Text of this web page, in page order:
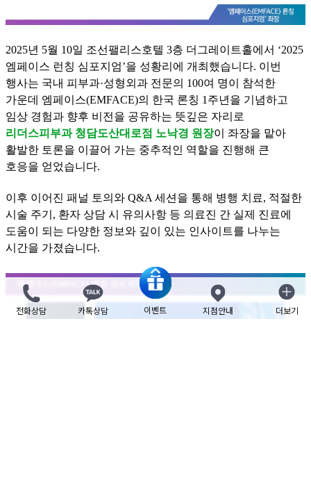
2025년 5월 10일 조선팰리스호텔 3층 더그레이트홀에서 ‘2025
엠페이스 런칭 심포지엄’을 성황리에 개최했습니다. 이번
행사는 국내 피부과·성형외과 전문의 100여 명이 참석한
가운데 엠페이스(EMFACE)의 한국 론칭 1주년을 기념하고
임상 경험과 향후 비전을 공유하는 뜻깊은 자리로
리더스피부과 청담도산대로점 노낙경 원장이 좌장을 맡아
활발한 토론을 이끌어 가는 중추적인 역할을 진행해 큰
호응을 얻었습니다.
이후 이어진 패널 토의와 Q&A 세션을 통해 병행 치료, 적절한
시술 주기, 환자 상담 시 유의사항 등 의료진 간 실제 진료에
도움이 되는 다양한 정보와 깊이 있는 인사이트를 나누는
시간을 가졌습니다.
닫기
전화상담 카톡상담 이벤트 지점안내 더보기